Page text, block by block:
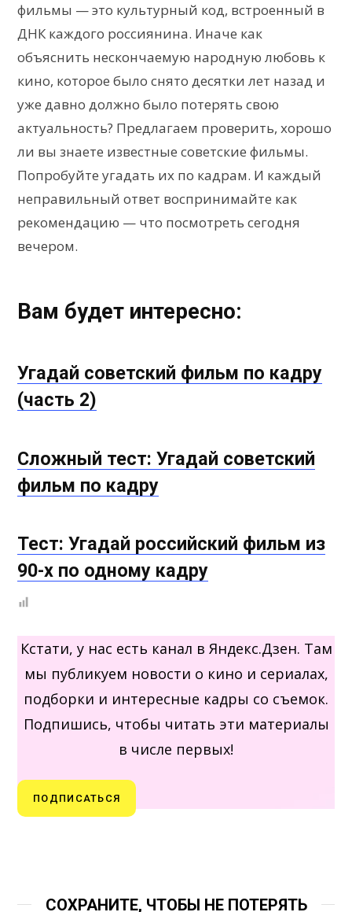
фильмы — это культурный код, встроенный в
ДНК каждого россиянина. Иначе как
объяснить нескончаемую народную любовь к
кино, которое было снято десятки лет назад и
уже давно должно было потерять свою
актуальность? Предлагаем проверить, хорошо
ли вы знаете известные советские фильмы.
Попробуйте угадать их по кадрам. И каждый
неправильный ответ воспринимайте как
рекомендацию — что посмотреть сегодня
вечером.
Вам будет интересно:
Угадай советский фильм по кадру
(часть 2)
Сложный тест: Угадай советский
фильм по кадру
Тест: Угадай российский фильм из
90-х по одному кадру
Кстати, у нас есть канал в Яндекс.Дзен. Там
мы публикуем новости о кино и сериалах,
подборки и интересные кадры со съемок.
Подпишись, чтобы читать эти материалы
в числе первых!
ПОДПИСАТЬСЯ
СОХРАНИТЕ, ЧТОБЫ НЕ ПОТЕРЯТЬ